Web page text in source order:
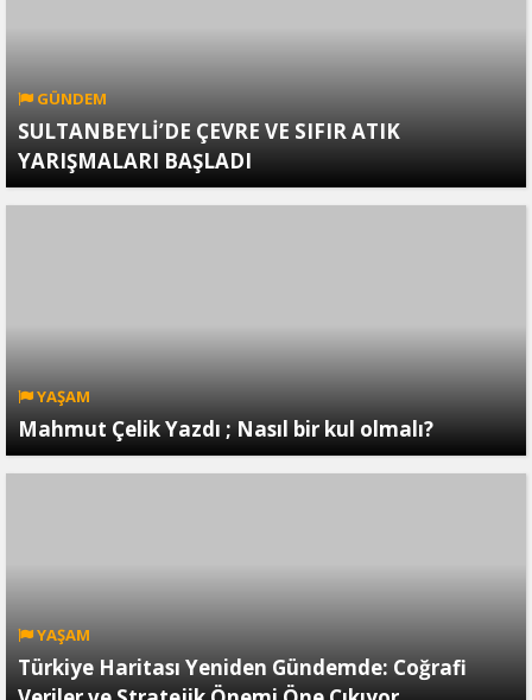
GÜNDEM
SULTANBEYLİ’DE ÇEVRE VE SIFIR ATIK
YARIŞMALARI BAŞLADI
YAŞAM
Mahmut Çelik Yazdı ; Nasıl bir kul olmalı?
YAŞAM
Türkiye Haritası Yeniden Gündemde: Coğrafi